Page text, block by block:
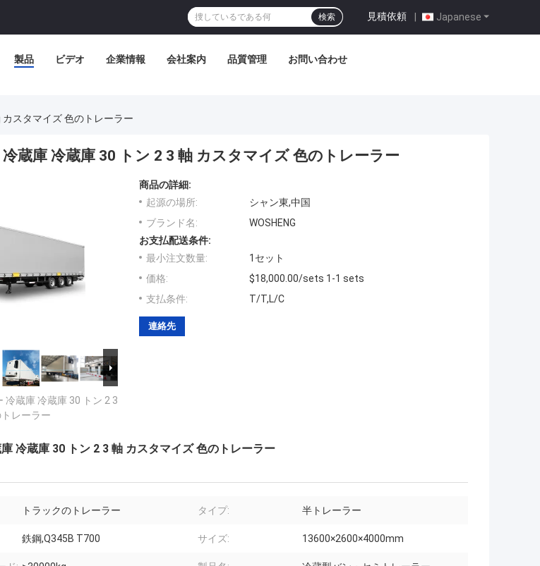
Japanese
見積依頼 |
検索
製品 ビデオ 企業情報 会社案内 品質管理 お問い合わせ
スタマイズ 色のトレーラー
蔵庫 冷蔵庫 30 トン 2 3 軸 カスタマイズ 色のトレーラー
冷蔵庫 冷蔵庫 30 トン 2 3
レーラー
商品の詳細:
起源の場所:
シャン東,中国
ブランド名:
WOSHENG
お支払配送条件:
最小注文数量:
1セット
価格:
$18,000.00/sets 1-1 sets
支払条件:
T/T,L/C
連絡先
冷蔵庫 30 トン 2 3 軸 カスタマイズ 色のトレーラー
トラックのトレーラー タイプ: 半トレーラー
鉄鋼,Q345B T700 サイズ: 13600×2600×4000mm